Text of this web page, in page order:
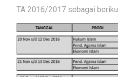
TA 2016/2017 sebagai